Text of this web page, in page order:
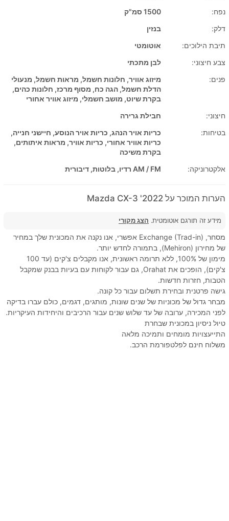
נפח:
1500 סמ"ק
דלק:
בנזין
תיבת הילוכים:
אוטומטי
צבע חיצוני:
לבן מתכתי
פנים:
מיזוג אוויר, חלונות חשמל, מראות חשמל, מנעולי
הדלת חשמל, הגה כח, מסוף מרכז, חלונות כהים,
בקרת שיוט, מושב חשמלי, מיזוג אוויר אחורי
חיצוני:
חבילת גרירה
בטיחות:
כריות אויר הנהג, כריות אויר הנוסע, חיישני חנייה,
כריות אוויר אחורי, כריות אוויר, מראות איתותים,
בקרת משיכה
אלקטרוניקה:
AM / FM רדיו, בלוטות, דיבורית
הערות המוכר על 2022' Mazda CX-3
מידע זה תורגם אוטומטית. הצג מקורי
מסחר, Exchange (Trad-in) אפשרי, אנו נקנה את המכונית שלך במחיר
של מחירון (Mehiron), בתמורה לחדש יותר.
מימון של 100%, ללא תרומה ראשונית, אנו מקבלים צ'קים (עד 100
צ'קים), הופכים את Orahat, גם עבור לקוחות עם בעיות בבנק שמקבל
הטבות, חזרות חדשות.
גישה פרטנית ובחירת תשלום עבור כל קונה.
מבחר גדול של מכוניות של שנים שונות, מותגים, דגמים, כולם עברו בדיקה
לפני המכירה, ערובה של עד שלוש שנים עבור הרכיבים והיחידות העיקריות.
טיול ניסיון במכונית שבחרת
התייעצויות מומחים ותמיכה מלאה
משלוח חינם לפלטפורמת הרכב.